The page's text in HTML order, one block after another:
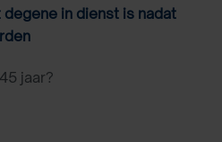
in dienst is nadat
jaar?